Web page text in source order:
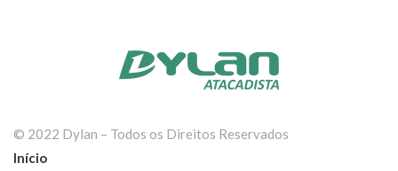
© 2022 Dylan – Todos os Direitos Reservados
Início